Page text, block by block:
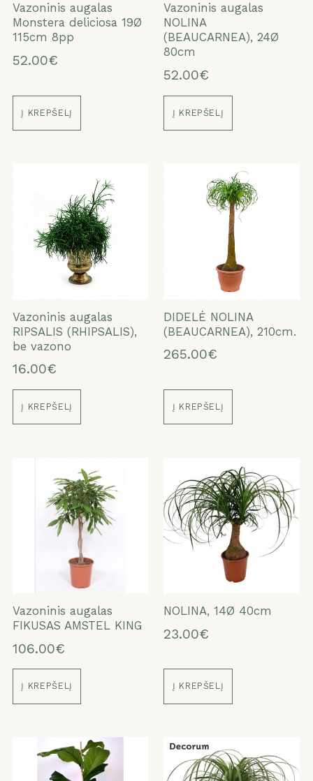
Vazoninis augalas
Monstera deliciosa 19Ø
115cm 8pp
52.00€
Į KREPŠELĮ
Vazoninis augalas
NOLINA
(BEAUCARNEA), 24Ø
80cm
52.00€
Į KREPŠELĮ
Vazoninis augalas
RIPSALIS (RHIPSALIS),
be vazono
16.00€
Į KREPŠELĮ
DIDELĖ NOLINA
(BEAUCARNEA), 210cm.
265.00€
Į KREPŠELĮ
Vazoninis augalas
FIKUSAS AMSTEL KING
106.00€
Į KREPŠELĮ
NOLINA, 14Ø 40cm
23.00€
Į KREPŠELĮ